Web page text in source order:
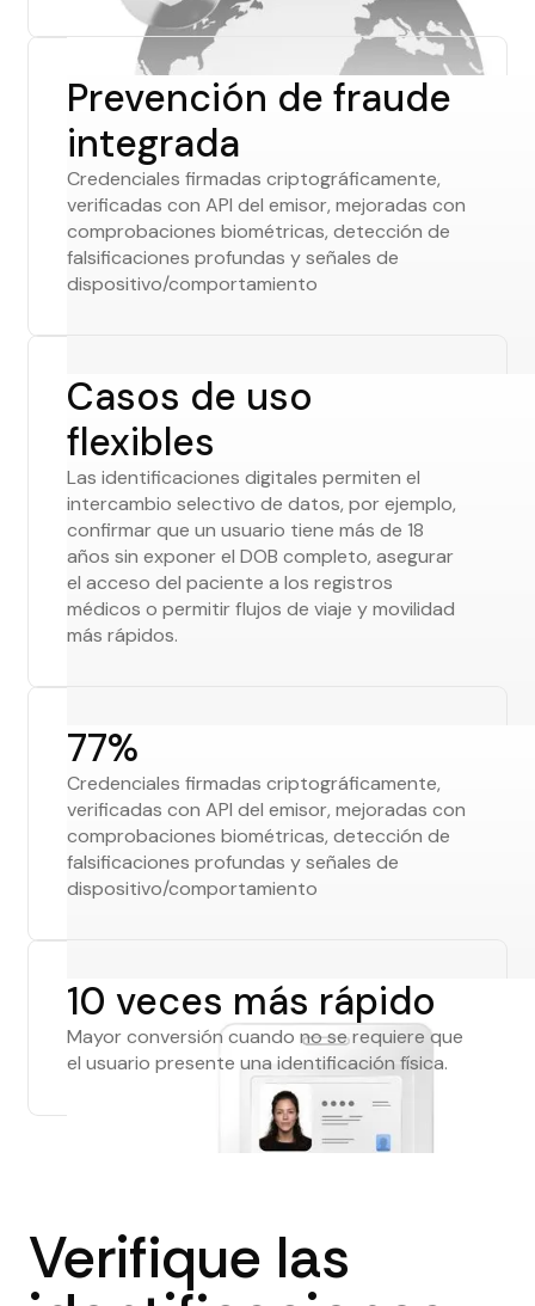
Prevención de fraude
integrada
Credenciales firmadas criptográficamente,
verificadas con API del emisor, mejoradas con
comprobaciones biométricas, detección de
falsificaciones profundas y señales de
dispositivo/comportamiento
Casos de uso
flexibles
Las identificaciones digitales permiten el
intercambio selectivo de datos, por ejemplo,
confirmar que un usuario tiene más de 18
años sin exponer el DOB completo, asegurar
el acceso del paciente a los registros
médicos o permitir flujos de viaje y movilidad
más rápidos.
77%
Credenciales firmadas criptográficamente,
verificadas con API del emisor, mejoradas con
comprobaciones biométricas, detección de
falsificaciones profundas y señales de
dispositivo/comportamiento
10 veces más rápido
Mayor conversión cuando no se requiere que
el usuario presente una identificación física.
Verifique las